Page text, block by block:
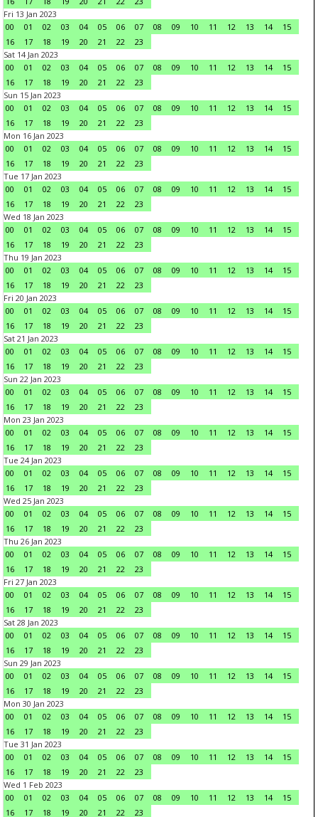
Fri 13 Jan 2023
00
01 02 03 04 05 06 07 08 09 10 11 12 13 14
15
16
17 18 19 20 21 22
23
Sat 14 Jan 2023
00
01 02 03 04 05 06 07 08 09 10 11 12 13 14
15
16
17 18 19 20 21 22
23
Sun 15 Jan 2023
00
01 02 03 04 05 06 07 08 09 10 11 12 13 14
15
16
17 18 19 20 21 22
23
Mon 16 Jan 2023
00
01 02 03 04 05 06 07 08 09 10 11 12 13 14
15
16
17 18 19 20 21 22
23
Tue 17 Jan 2023
00
01 02 03 04 05 06 07 08 09 10 11 12 13 14
15
16
17 18 19 20 21 22
23
Wed 18 Jan 2023
00
01 02 03 04 05 06 07 08 09 10 11 12 13 14
15
16
17 18 19 20 21 22
23
Thu 19 Jan 2023
00
01 02 03 04 05 06 07 08 09 10 11 12 13 14
15
16
17 18 19 20 21 22
23
Fri 20 Jan 2023
00
01 02 03 04 05 06 07 08 09 10 11 12 13 14
15
16
17 18 19 20 21 22
23
Sat 21 Jan 2023
00
01 02 03 04 05 06 07 08 09 10 11 12 13 14
15
16
17 18 19 20 21 22
23
Sun 22 Jan 2023
00
01 02 03 04 05 06 07 08 09 10 11 12 13 14
15
16
17 18 19 20 21 22
23
Mon 23 Jan 2023
00
01 02 03 04 05 06 07 08 09 10 11 12 13 14
15
16
17 18 19 20 21 22
23
Tue 24 Jan 2023
00
01 02 03 04 05 06 07 08 09 10 11 12 13 14
15
16
17 18 19 20 21 22
23
Wed 25 Jan 2023
00
01 02 03 04 05 06 07 08 09 10 11 12 13 14
15
16
17 18 19 20 21 22
23
Thu 26 Jan 2023
00
01 02 03 04 05 06 07 08 09 10 11 12 13 14
15
16
17 18 19 20 21 22
23
Fri 27 Jan 2023
00
01 02 03 04 05 06 07 08 09 10 11 12 13 14
15
16
17 18 19 20 21 22
23
Sat 28 Jan 2023
00
01 02 03 04 05 06 07 08 09 10 11 12 13 14
15
16
17 18 19 20 21 22
23
Sun 29 Jan 2023
00
01 02 03 04 05 06 07 08 09 10 11 12 13 14
15
16
17 18 19 20 21 22
23
Mon 30 Jan 2023
00
01 02 03 04 05 06 07 08 09 10 11 12 13 14
15
16
17 18 19 20 21 22
23
Tue 31 Jan 2023
00
01 02 03 04 05 06 07 08 09 10 11 12 13 14
15
16
17 18 19 20 21 22
23
Wed 1 Feb 2023
00
01 02 03 04 05 06 07 08 09 10 11 12 13 14
15
16
17 18 19 20 21 22
23